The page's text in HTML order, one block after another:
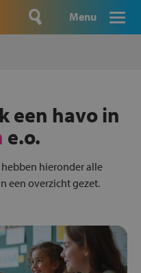
Menu
een havo in
e.o.
hieronder alle
een overzicht gezet.